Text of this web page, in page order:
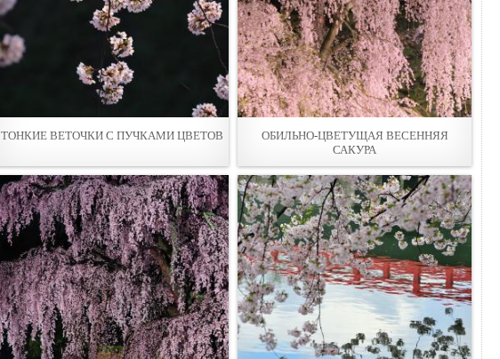
ТОНКИЕ ВЕТОЧКИ С ПУЧКАМИ ЦВЕТОВ
ОБИЛЬНО-ЦВЕТУЩАЯ ВЕСЕННЯЯ
САКУРА